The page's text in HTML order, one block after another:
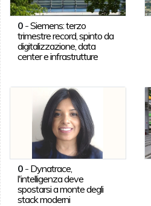
0-Siemens: terzo
trimestre record, spinto da
digitalizzazione, data
center e infrastrutture
0- Dynatrace,
l'intelligenza deve
spostarsi a monte degli
stack moderni